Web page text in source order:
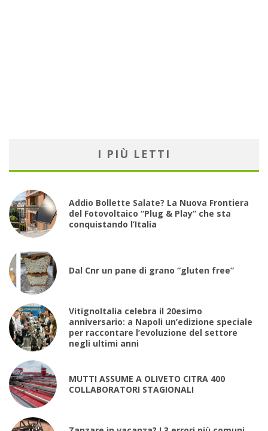
I PIÙ LETTI
Addio Bollette Salate? La Nuova Frontiera
del Fotovoltaico “Plug & Play” che sta
conquistando l’Italia
Dal Cnr un pane di grano “gluten free”
VitignoItalia celebra il 20esimo
anniversario: a Napoli un’edizione speciale
per raccontare l’evoluzione del settore
negli ultimi anni
MUTTI ASSUME A OLIVETO CITRA 400
COLLABORATORI STAGIONALI